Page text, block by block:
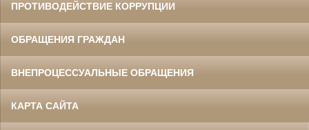
ПРОТИВОДЕЙСТВИЕ КОРРУПЦИИ
ОБРАЩЕНИЯ ГРАЖДАН
ВНЕПРОЦЕССУАЛЬНЫЕ ОБРАЩЕНИЯ
КАРТА САЙТА